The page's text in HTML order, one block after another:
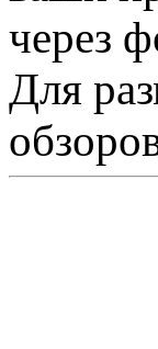
через
Для